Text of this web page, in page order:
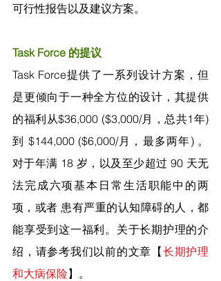
可行性报告以及建议方案。
Task Force 的提议
Task Force提供了一系列设计方案，但
是更倾向于一种全方位的设计，其提供
的福利从$36,000 ($3,000/月，总共1年)
到 $144,000 ($6,000/月，最多两年) 。
对于年满 18 岁，以及至少超过 90 天无
法完成六项基本日常生活职能中的两
项，或者 患有严重的认知障碍的人，都
能享受到这一福利。关于长期护理的介
绍，请参考我们以前的文章【长期护理
和大病保险】。